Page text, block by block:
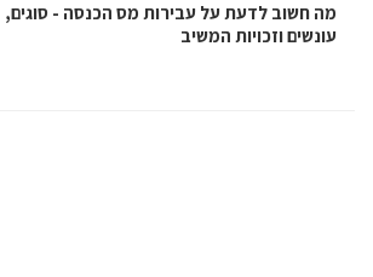
מה חשוב לדעת על עבירות מס הכנסה - סוגים,
עונשים וזכויות המשיב